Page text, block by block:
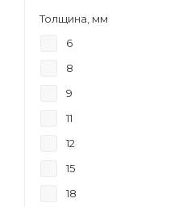
Толщина, мм
6
8
9
11
12
15
18